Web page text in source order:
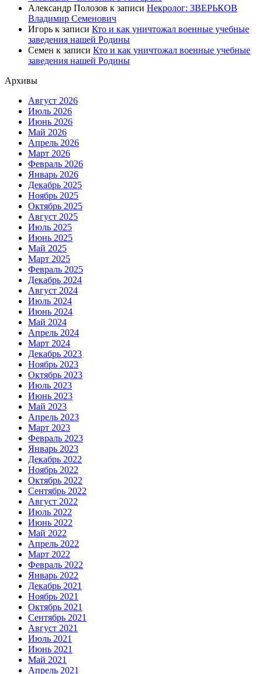
Александр Полозов к записи Некролог: ЗВЕРЬКОВ
Владимир Семенович
Игорь к записи Кто и как уничтожал военные учебные
заведения нашей Родины
Семен к записи Кто и как уничтожал военные учебные
заведения нашей Родины
Архивы
Август 2026
Июль 2026
Июнь 2026
Май 2026
Апрель 2026
Март 2026
Февраль 2026
Январь 2026
Декабрь 2025
Ноябрь 2025
Октябрь 2025
Август 2025
Июль 2025
Июнь 2025
Май 2025
Март 2025
Февраль 2025
Декабрь 2024
Август 2024
Июль 2024
Июнь 2024
Май 2024
Апрель 2024
Март 2024
Декабрь 2023
Ноябрь 2023
Октябрь 2023
Июль 2023
Июнь 2023
Май 2023
Апрель 2023
Март 2023
Февраль 2023
Январь 2023
Декабрь 2022
Ноябрь 2022
Октябрь 2022
Сентябрь 2022
Август 2022
Июль 2022
Июнь 2022
Май 2022
Апрель 2022
Март 2022
Февраль 2022
Январь 2022
Декабрь 2021
Ноябрь 2021
Октябрь 2021
Сентябрь 2021
Август 2021
Июль 2021
Июнь 2021
Май 2021
Апрель 2021